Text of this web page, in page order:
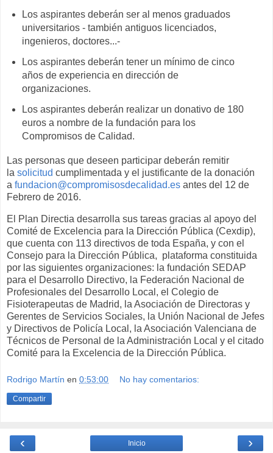
Los aspirantes deberán ser al menos graduados
universitarios - también antiguos licenciados,
ingenieros, doctores...-
Los aspirantes deberán tener un mínimo de cinco
años de experiencia en dirección de
organizaciones.
Los aspirantes deberán realizar un donativo de 180
euros a nombre de la fundación para los
Compromisos de Calidad.
Las personas que deseen participar deberán remitir
la solicitud cumplimentada y el justificante de la donación
a fundacion@compromisosdecalidad.es antes del 12 de
Febrero de 2016.
El Plan Directia desarrolla sus tareas gracias al apoyo del
Comité de Excelencia para la Dirección Pública (Cexdip),
que cuenta con 113 directivos de toda España, y con el
Consejo para la Dirección Pública, plataforma constituida
por las siguientes organizaciones: la fundación SEDAP
para el Desarrollo Directivo, la Federación Nacional de
Profesionales del Desarrollo Local, el Colegio de
Fisioterapeutas de Madrid, la Asociación de Directoras y
Gerentes de Servicios Sociales, la Unión Nacional de Jefes
y Directivos de Policía Local, la Asociación Valenciana de
Técnicos de Personal de la Administración Local y el citado
Comité para la Excelencia de la Dirección Pública.
Rodrigo Martín en 0:53:00 No hay comentarios:
Compartir
‹ ›
Inicio